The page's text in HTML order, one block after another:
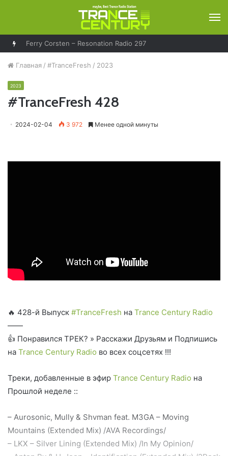
Ferry Corsten – Resonation Radio 297
Главная / #TranceFresh / 2023
2023
#TranceFresh 428
2024-02-04 3 972 Менее одной минуты
🔥 428-й Выпуск #TranceFresh на Trance Century Radio
——
👍 Понравился ТРЕК? » Расскажи Друзьям и Подпишись
на Trance Century Radio во всех соцсетях !!!
Треки, добавленные в эфир Trance Century Radio на
Прошлой неделе ::
– Aurosonic, Mully & Shvman feat. M3GA – Moving
Mountains (Extended Mix) /AVA Recordings/
– LKX – Silver Lining (Extended Mix) /In My Opinion/